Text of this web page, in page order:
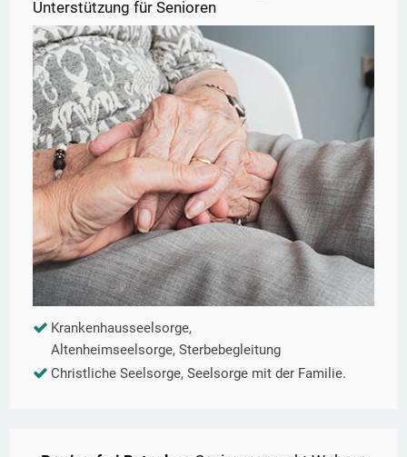
Unterstützung für Senioren
Krankenhausseelsorge,
Altenheimseelsorge, Sterbebegleitung
Christliche Seelsorge, Seelsorge mit der Familie.